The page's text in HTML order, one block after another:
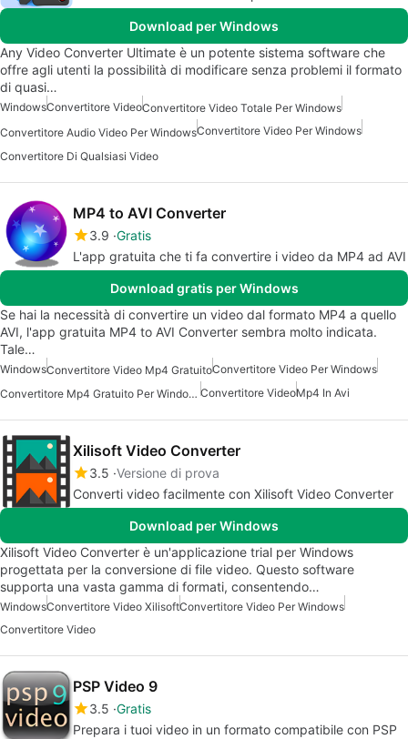
Download per Windows
Any Video Converter Ultimate è un potente sistema software che
offre agli utenti la possibilità di modificare senza problemi il formato
di quasi…
WindowsConvertitore VideoConvertitore Video Totale Per Windows
Convertitore Audio Video Per WindowsConvertitore Video Per Windows
Convertitore Di Qualsiasi Video
MP4 to AVI Converter
3.9 Gratis
L'app gratuita che ti fa convertire i video da MP4 ad AVI
Download gratis per Windows
Se hai la necessità di convertire un video dal formato MP4 a quello
AVI, l'app gratuita MP4 to AVI Converter sembra molto indicata.
Tale…
WindowsConvertitore Video Mp4 GratuitoConvertitore Video Per Windows
Convertitore Mp4 Gratuito Per Windows Convertitore VideoMp4 In Avi
Xilisoft Video Converter
3.5 Versione di prova
Converti video facilmente con Xilisoft Video Converter
Download per Windows
Xilisoft Video Converter è un'applicazione trial per Windows
progettata per la conversione di file video. Questo software
supporta una vasta gamma di formati, consentendo…
WindowsConvertitore Video XilisoftConvertitore Video Per Windows
Convertitore Video
PSP Video 9
3.5 Gratis
Prepara i tuoi video in un formato compatibile con PSP